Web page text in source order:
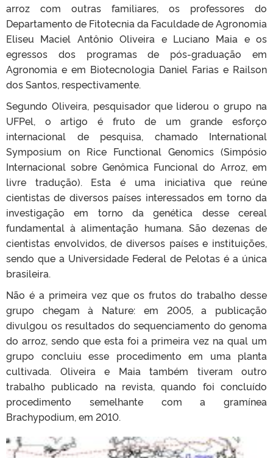
arroz com outras familiares, os professores do
Departamento de Fitotecnia da Faculdade de Agronomia
Eliseu Maciel Antônio Oliveira e Luciano Maia e os
egressos dos programas de pós-graduação em
Agronomia e em Biotecnologia Daniel Farias e Railson
dos Santos, respectivamente.
Segundo Oliveira, pesquisador que liderou o grupo na
UFPel, o artigo é fruto de um grande esforço
internacional de pesquisa, chamado International
Symposium on Rice Functional Genomics (Simpósio
Internacional sobre Genômica Funcional do Arroz, em
livre tradução). Esta é uma iniciativa que reúne
cientistas de diversos países interessados em torno da
investigação em torno da genética desse cereal
fundamental à alimentação humana. São dezenas de
cientistas envolvidos, de diversos países e instituições,
sendo que a Universidade Federal de Pelotas é a única
brasileira.
Não é a primeira vez que os frutos do trabalho desse
grupo chegam à Nature: em 2005, a publicação
divulgou os resultados do sequenciamento do genoma
do arroz, sendo que esta foi a primeira vez na qual um
grupo concluiu esse procedimento em uma planta
cultivada. Oliveira e Maia também tiveram outro
trabalho publicado na revista, quando foi concluído
procedimento semelhante com a gramínea
Brachypodium, em 2010.